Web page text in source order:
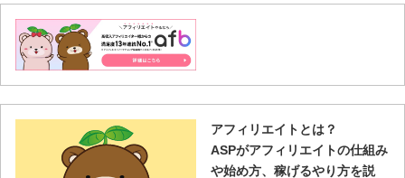
アフィリエイトとは？
ASPがアフィリエイトの仕組み
や始め方、稼げるやり方を説